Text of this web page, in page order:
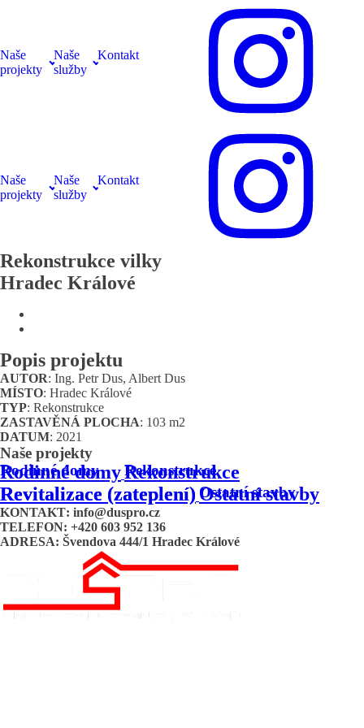
Naše
projekty
Naše
služby
Kontakt
Naše
projekty
Naše
služby
Kontakt
Rekonstrukce vilky
Hradec Králové
Popis projektu
AUTOR: Ing. Petr Dus, Albert Dus
MÍSTO: Hradec Králové
TYP: Rekonstrukce
ZASTAVĚNÁ PLOCHA: 103 m2
DATUM: 2021
Naše projekty
Rodinné domy
Rodinné domy Rekonstrukce
Rekonstrukce
Revitalizace (zateplení)
Revitalizace (zateplení) Ostatní stavby
Ostatní stavby
KONTAKT: info@duspro.cz
TELEFON: +420 603 952 136
ADRESA: Švendova 444/1 Hradec Králové